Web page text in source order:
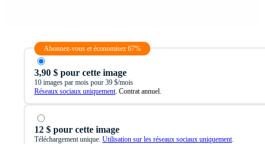
Abonnez-vous et économisez 67%
3,90 $ pour cette image
10 images par mois pour 39 $/mois
Réseaux sociaux uniquement . Contrat annuel.
12 $ pour cette image
Téléchargement unique. Utilisation sur les réseaux sociaux uniquement